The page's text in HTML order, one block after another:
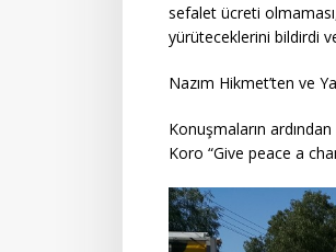
sefalet ücreti
yürüteceklerini bildirdi
Nazım Hikmet’ten ve
Konuşmaların
Koro “Give peace a